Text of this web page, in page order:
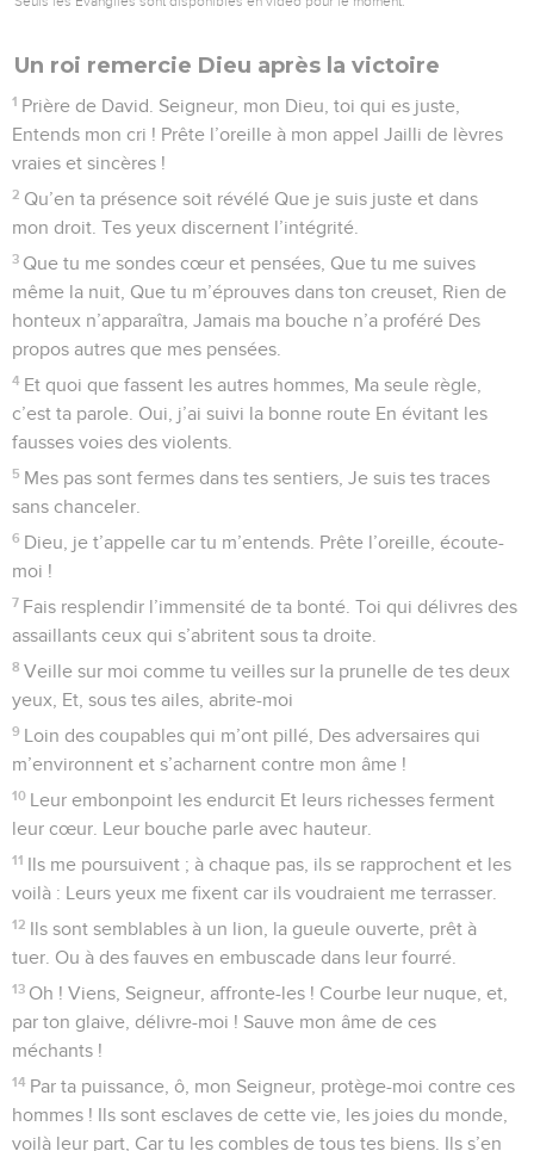
enclos plein de délices, Mon héritage est le plus beau.
7 Je bénis le Seigneur qui me conseille et qui me guide, Qui
m’avertit même la nuit.
8 Je garde constamment les yeux fixés sur l’Éternel, Il est
toujours à mes côtés. Puisqu’il est près de moi, Je ne serai
pas ébranlé, je ne chancellerai jamais.
9 Mon cœur est dans la joie, mon âme exulte d’allégresse, Et
mon corps lui-même repose dans la paix et la sécurité.
10 Car tu n’abandonneras pas mon âme dans le séjour des
morts ; Tu ne permettras pas que ton ami, ton serviteur,
Doive subir la corruption.
11 Mais tu me montreras le chemin qui mène à la vie, Là où
l’âme est rassasiée de joies. Face à face avec toi, on goûte
des joies sans mesure, Un bonheur qui ne finira jamais.
© 2013 - 2010 BLF Editions
Psaumes 17
Seuls les Évangiles sont disponibles en vidéo pour le moment.
Un roi remercie Dieu après la victoire
Prière de David. Seigneur, mon Dieu, toi qui es juste,
Entends mon cri ! Prête l’oreille à mon appel Jailli de lèvres
vraies et sincères !
2 Qu’en ta présence soit révélé Que je suis juste et dans
mon droit. Tes yeux discernent l’intégrité.
3 Que tu me sondes cœur et pensées, Que tu me suives
même la nuit, Que tu m’éprouves dans ton creuset, Rien de
honteux n’apparaîtra, Jamais ma bouche n’a proféré Des
propos autres que mes pensées.
4 Et quoi que fassent les autres hommes, Ma seule règle,
c’est ta parole. Oui, j’ai suivi la bonne route En évitant les